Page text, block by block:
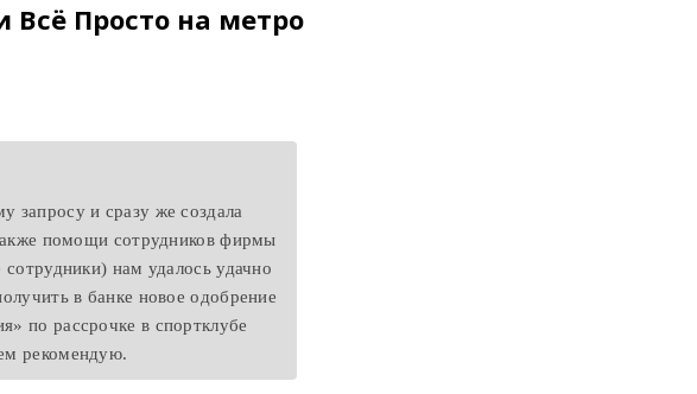
Просто на метро
запросу и сразу же создала
помощи сотрудников фирмы
нам удалось удачно
в банке новое одобрение
по рассрочке в спортклубе
рекомендую.